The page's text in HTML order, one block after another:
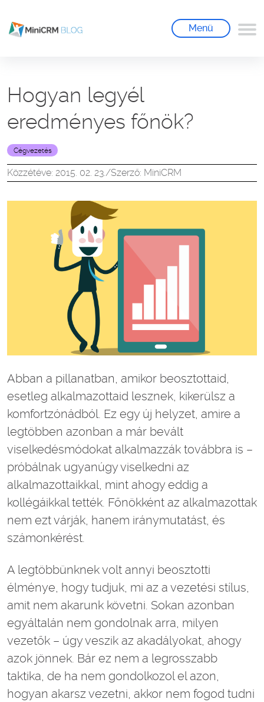
Menü
Hogyan legyél
eredményes főnök?
Cégvezetés
Közzétéve: 2015. 02. 23./Szerző: MiniCRM
Abban a pillanatban, amikor beosztottaid,
esetleg alkalmazottaid lesznek, kikerülsz a
komfortzónádból. Ez egy új helyzet, amire a
legtöbben azonban a már bevált
viselkedésmódokat alkalmazzák továbbra is –
próbálnak ugyanúgy viselkedni az
alkalmazottaikkal, mint ahogy eddig a
kollégáikkal tették. Főnökként az alkalmazottak
nem ezt várják, hanem iránymutatást, és
számonkérést.
A legtöbbünknek volt annyi beosztotti
élménye, hogy tudjuk, mi az a vezetési stílus,
amit nem akarunk követni. Sokan azonban
egyáltalán nem gondolnak arra, milyen
vezetők – úgy veszik az akadályokat, ahogy
azok jönnek. Bár ez nem a legrosszabb
taktika, de ha nem gondolkozol el azon,
hogyan akarsz vezetni, akkor nem fogod tudni